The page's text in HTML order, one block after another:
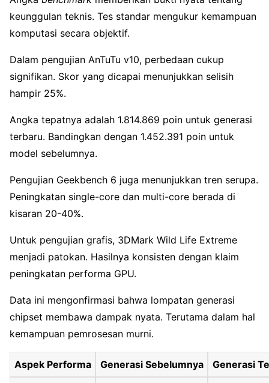
keunggulan teknis. Tes standar mengukur kemampuan
komputasi secara objektif.
Dalam pengujian AnTuTu v10, perbedaan cukup
signifikan. Skor yang dicapai menunjukkan selisih
hampir 25%.
Angka tepatnya adalah 1.814.869 poin untuk generasi
terbaru. Bandingkan dengan 1.452.391 poin untuk
model sebelumnya.
Pengujian Geekbench 6 juga menunjukkan tren serupa.
Peningkatan single-core dan multi-core berada di
kisaran 20-40%.
Untuk pengujian grafis, 3DMark Wild Life Extreme
menjadi patokan. Hasilnya konsisten dengan klaim
peningkatan performa GPU.
Data ini mengonfirmasi bahwa lompatan generasi
chipset membawa dampak nyata. Terutama dalam hal
kemampuan pemrosesan murni.
Aspek Performa Generasi Sebelumnya Generasi